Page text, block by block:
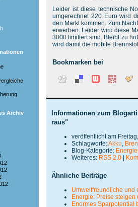
Archiv
Leider ist diese technische
umgerechnet 220 Euro wird
den Markt kommen. Zum
erwerben. Leider wird diese
3000 limitiert sind. Bleibt zu
wird damit die mobile
Bookmarken bei
Informationen zum
raus"
veröffentlicht am
Schlagworte:Akku,
Blog-Kategorie:
Weiteres: RSS 2.0
Ähnliche Beiträge
Umweltfreundliche und
Energie: Preise steigen
Enormes Sparpotential